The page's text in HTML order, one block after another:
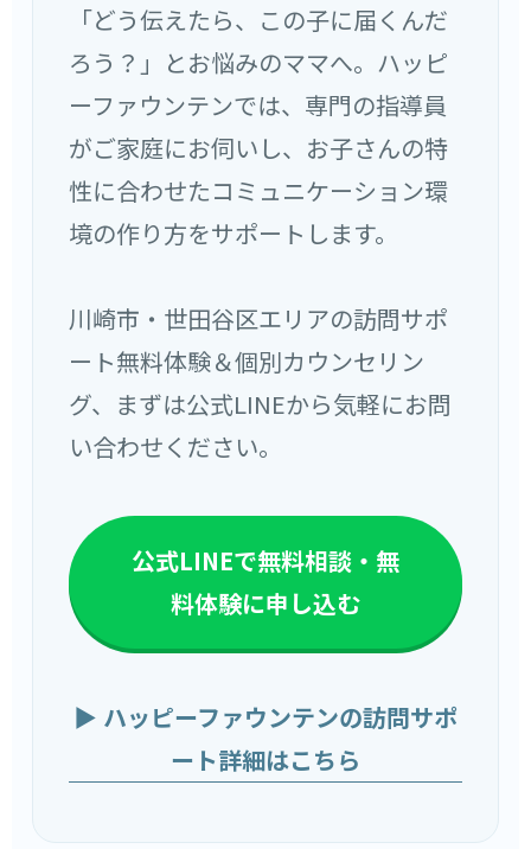
「どう伝えたら、この子に届くんだ
ろう？」とお悩みのママへ。ハッピ
ーファウンテンでは、専門の指導員
がご家庭にお伺いし、お子さんの特
性に合わせたコミュニケーション環
境の作り方をサポートします。
川崎市・世田谷区エリアの訪問サポ
ート無料体験＆個別カウンセリン
グ、まずは公式LINEから気軽にお問
い合わせください。
公式LINEで無料相談・無
料体験に申し込む
▶ ハッピーファウンテンの訪問サポ
ート詳細はこちら